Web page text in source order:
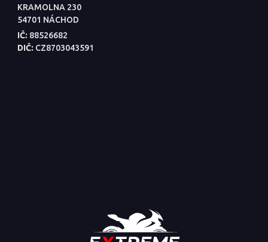
KRAMOLNA 230
54701 NÁCHOD
IČ: 88526682
DIČ: CZ8703043591